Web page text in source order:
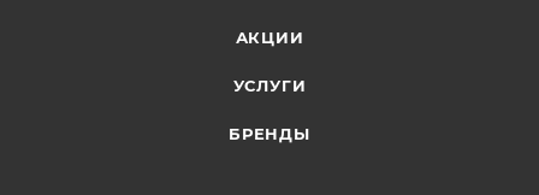
АКЦИИ
УСЛУГИ
БРЕНДЫ